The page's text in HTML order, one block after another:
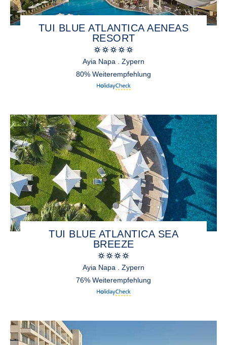
TUI BLUE ATLANTICA AENEAS
RESORT
Ayia Napa . Zypern
80% Weiterempfehlung
TUI BLUE ATLANTICA SEA
BREEZE
Ayia Napa . Zypern
76% Weiterempfehlung